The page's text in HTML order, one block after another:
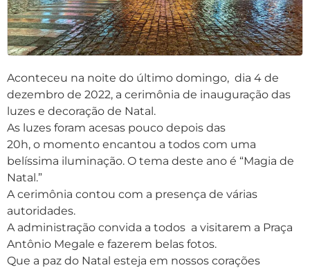
Aconteceu na noite do último domingo, dia 4 de
dezembro de 2022, a cerimônia de inauguração das
luzes e decoração de Natal.
As luzes foram acesas pouco depois das
20h, o momento encantou a todos com uma
belíssima iluminação. O tema deste ano é “Magia de
Natal.”
A cerimônia contou com a presença de várias
autoridades.
A administração convida a todos a visitarem a Praça
Antônio Megale e fazerem belas fotos.
Que a paz do Natal esteja em nossos corações